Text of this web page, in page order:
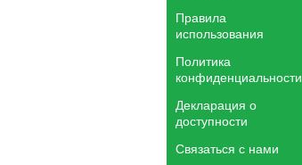
Правила
использования
Политика
конфиденциальности
Декларация о
доступности
Связаться с нами